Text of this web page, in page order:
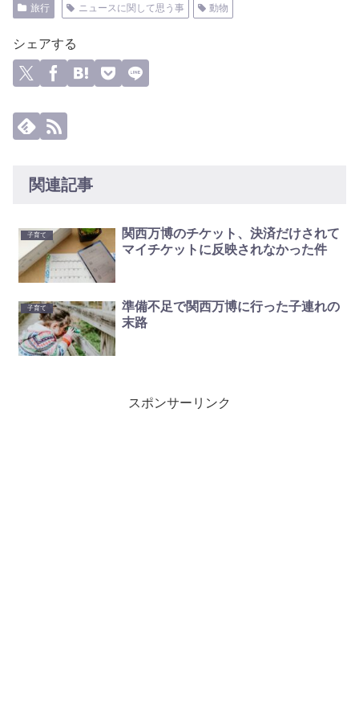
旅行 ニュースに関して思う事 動物
シェアする
関連記事
子育て
関西万博のチケット、決済だけされて
マイチケットに反映されなかった件
子育て
準備不足で関西万博に行った子連れの
末路
スポンサーリンク